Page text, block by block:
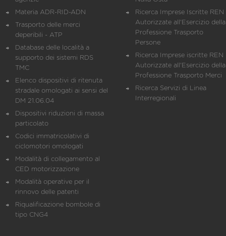
Materia ADR-RID-ADN
Trasporto delle merci
deperibili - ATP
Database delle località a
supporto dei sistemi RDS
TMC
Elenco dispositivi di ritenuta
stradale omologati ai sensi del
DM 21.06.04
Dispositivi riduzioni di massa
particolato
Codici immatricolativi di
ciclomotori omologati
Modalità di collegamento al
CED motorizzazione
Modalità operative per il
rinnovo delle patenti
Riqualificazione bombole di
tipo CNG4
Ricerca Imprese Iscritte REN
Autorizzate all'Esercizio della
Professione Trasporto
Persone
Ricerca Imprese iscritte REN
Autorizzate all'Esercizio della
Professione Trasporto Merci
Ricerca Servizi di Linea
Interregionali